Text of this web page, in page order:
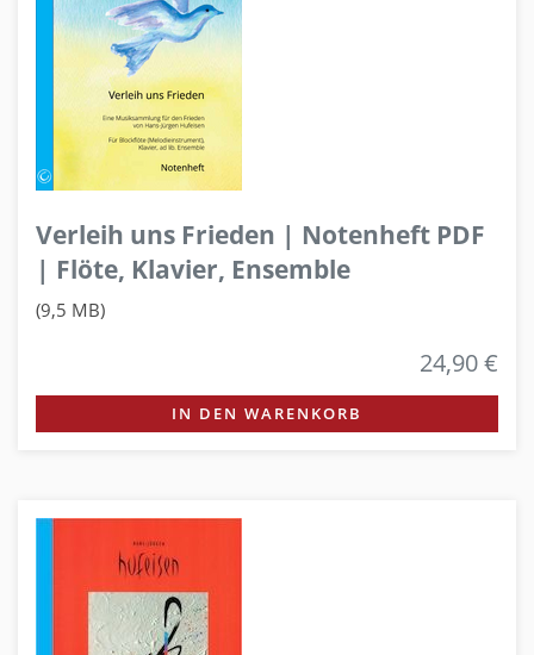
Verleih uns Frieden | Notenheft PDF
| Flöte, Klavier, Ensemble
(9,5 MB)
24,90 €
IN DEN WARENKORB